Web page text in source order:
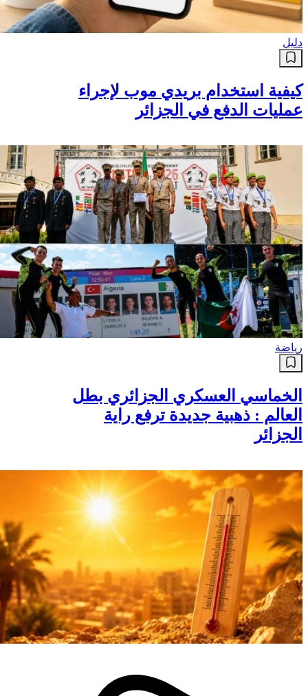
دليل
كيفية استخدام بريدي موب لإجراء
عمليات الدفع في الجزائر
رياضة
الخماسي العسكري الجزائري بطل
العالم : ذهبية جديدة ترفع راية
الجزائر